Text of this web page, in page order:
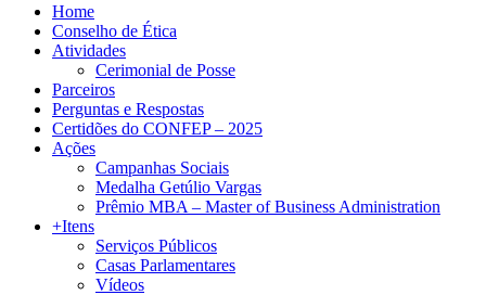
Home
Conselho de Ética
Atividades
Cerimonial de Posse
Parceiros
Perguntas e Respostas
Certidões do CONFEP – 2025
Ações
Campanhas Sociais
Medalha Getúlio Vargas
Prêmio MBA – Master of Business Administration
+Itens
Serviços Públicos
Casas Parlamentares
Vídeos